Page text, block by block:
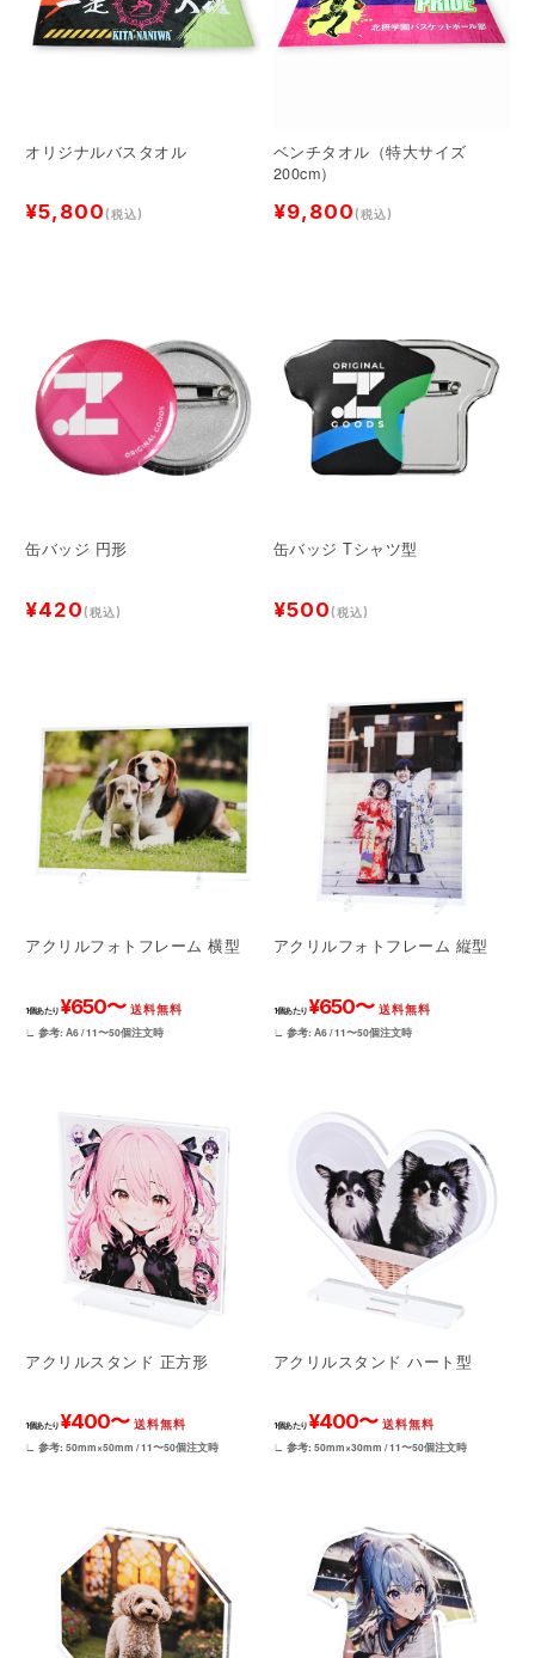
オリジナルバスタオル
¥5,800(税込)
ベンチタオル（特大サイズ
200cm）
¥9,800(税込)
缶バッジ 円形
¥420(税込)
缶バッジ Tシャツ型
¥500(税込)
アクリルフォトフレーム 横型
1個あたり ¥650〜 送料無料
∟ 参考: A6 / 11〜50個注文時
アクリルフォトフレーム 縦型
1個あたり ¥650〜 送料無料
∟ 参考: A6 / 11〜50個注文時
アクリルスタンド 正方形
1個あたり ¥400〜 送料無料
∟ 参考: 50mm×50mm / 11〜50個注文時
アクリルスタンド ハート型
1個あたり ¥400〜 送料無料
∟ 参考: 50mm×30mm / 11〜50個注文時